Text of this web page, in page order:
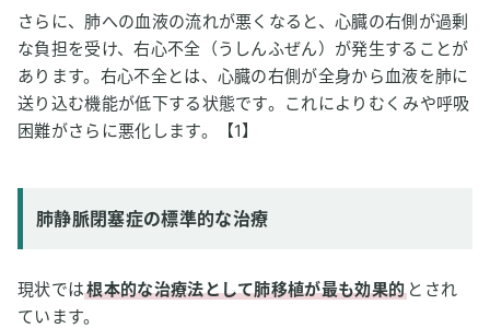
さらに、肺への血液の流れが悪くなると、心臓の右側が過剰
な負担を受け、右心不全（うしんふぜん）が発生することが
あります。右心不全とは、心臓の右側が全身から血液を肺に
送り込む機能が低下する状態です。これによりむくみや呼吸
困難がさらに悪化します。【1】
肺静脈閉塞症の標準的な治療
現状では根本的な治療法として肺移植が最も効果的 とされ
ています。